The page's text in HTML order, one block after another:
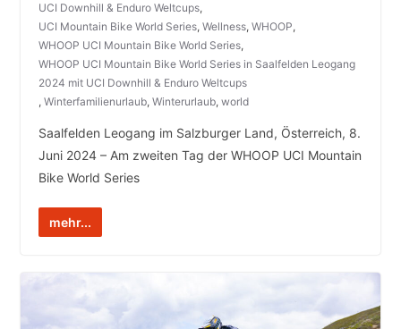
UCI Downhill & Enduro Weltcups,
UCI Mountain Bike World Series, Wellness, WHOOP,
WHOOP UCI Mountain Bike World Series,
WHOOP UCI Mountain Bike World Series in Saalfelden Leogang
2024 mit UCI Downhill & Enduro Weltcups
, Winterfamilienurlaub, Winterurlaub, world
Saalfelden Leogang im Salzburger Land, Österreich, 8.
Juni 2024 – Am zweiten Tag der WHOOP UCI Mountain
Bike World Series
mehr...